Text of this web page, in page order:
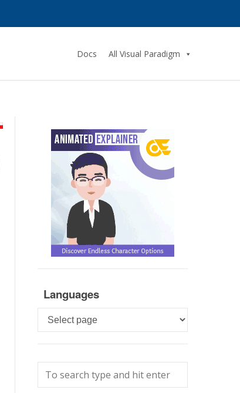
Docs All Visual Paradigm
Languages
Languages